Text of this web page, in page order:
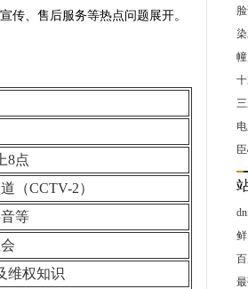
传、售后服务等热点问题展开。
8点
（CCTV-2）
等
维权知识